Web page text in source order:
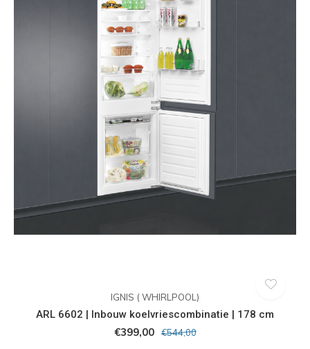
IGNIS ( WHIRLPOOL)
ARL 6602 | Inbouw koelvriescombinatie | 178 cm
€399,00 €544,00